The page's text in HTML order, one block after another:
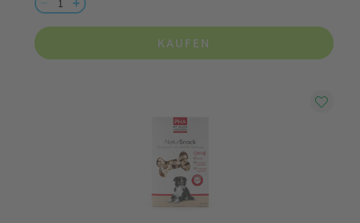
KAUFEN